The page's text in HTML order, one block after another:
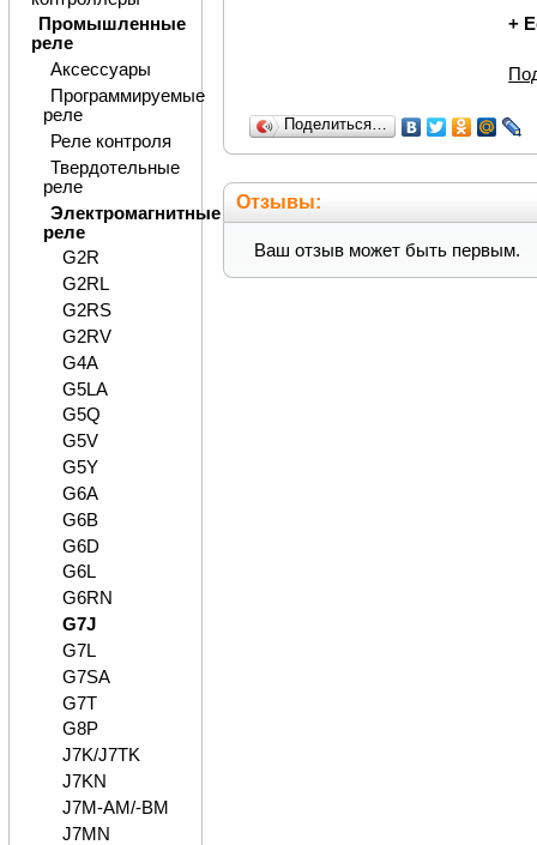
+
Поделиться…
Отзывы:
Ваш отзыв может быть первым.
Промышленные
реле
Аксессуары
Программируемые
реле
Реле контроля
Твердотельные
реле
Электромагнитные
реле
G2R
G2RL
G2RS
G2RV
G4A
G5LA
G5Q
G5V
G5Y
G6A
G6B
G6D
G6L
G6RN
G7J
G7L
G7SA
G7T
G8P
J7K/J7TK
J7KN
J7M-AM/-BM
J7MN